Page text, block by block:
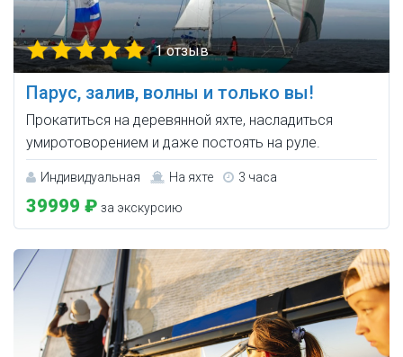
1 отзыв
Парус, залив, волны и только вы!
Прокатиться на деревянной яхте, насладиться
умиротоворением и даже постоять на руле.
Индивидуальная На яхте 3 часа
39999 ₽ за экскурсию